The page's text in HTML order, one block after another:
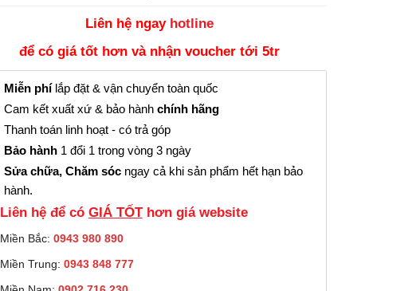
Liên hệ ngay hotline
để có giá tốt hơn và nhận voucher tới 5tr
Miễn phílắp đặt & vận chuyển toàn quốc
Cam kết xuất xứ & bảo hành chính hãng
Thanh toán linh hoạt - có trả góp
Bảo hành 1 đổi 1 trong vòng 3 ngày
Sửa chữa, Chăm sóc ngay cả khi sản phẩm hết hạn bảo
hành.
Liên hệ để có GIÁ TỐThơn giá website
Miền Bắc: 0943 980 890
Miền Trung: 0943 848 777